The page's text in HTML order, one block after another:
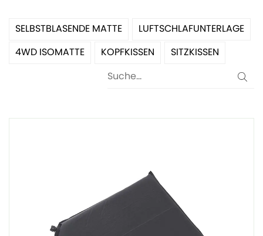
SELBSTBLASENDE MATTE
LUFTSCHLAFUNTERLAGE
4WD ISOMATTE
KOPFKISSEN SITZKISSEN